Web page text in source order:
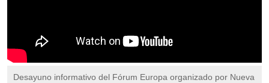
Desayuno informativo del Fórum Europa organizado por Nueva